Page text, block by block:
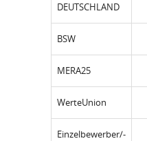
DEUTSCHLAND
BSW
MERA25
WerteUnion
Einzelbewerber/-